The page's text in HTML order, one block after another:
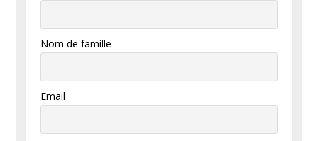
Nom de famille
Email